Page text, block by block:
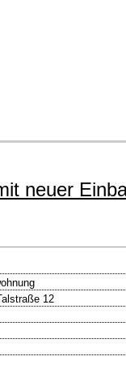
neuer
12